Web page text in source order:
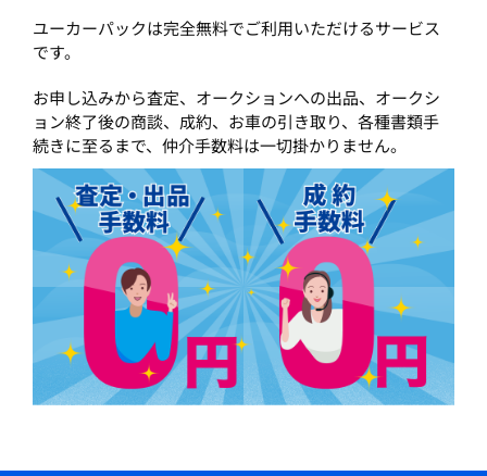
ユーカーパックは完全無料でご利用いただけるサービス
です。
お申し込みから査定、オークションへの出品、オークシ
ョン終了後の商談、成約、お車の引き取り、各種書類手
続きに至るまで、仲介手数料は一切掛かりません。